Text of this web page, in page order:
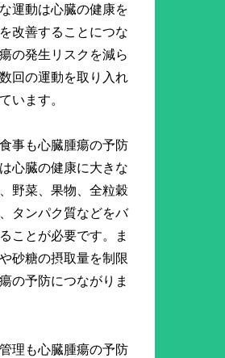
運動は心臓の健康を
改善することにつな
の発生リスクを減ら
回の運動を取り入れ
います。
事も心臓腫瘍の予防
心臓の健康に大きな
野菜、果物、全粒穀
タンパク質などをバ
ことが必要です。ま
砂糖の摂取量を制限
の予防につながりま
理も心臓腫瘍の予防